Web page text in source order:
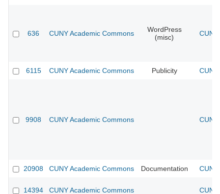
636 CUNY Academic Commons
WordPress
(misc)
6115 CUNY Academic Commons Publicity
9908 CUNY Academic Commons
20908 CUNY Academic Commons Documentation
14394 CUNY Academic Commons